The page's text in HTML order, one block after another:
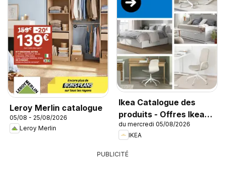
Leroy Merlin catalogue
05/08 - 25/08/2026
Leroy Merlin
Ikea Catalogue des
produits - Offres Ikea
Family
du mercredi 05/08/2026
IKEA
PUBLICITÉ